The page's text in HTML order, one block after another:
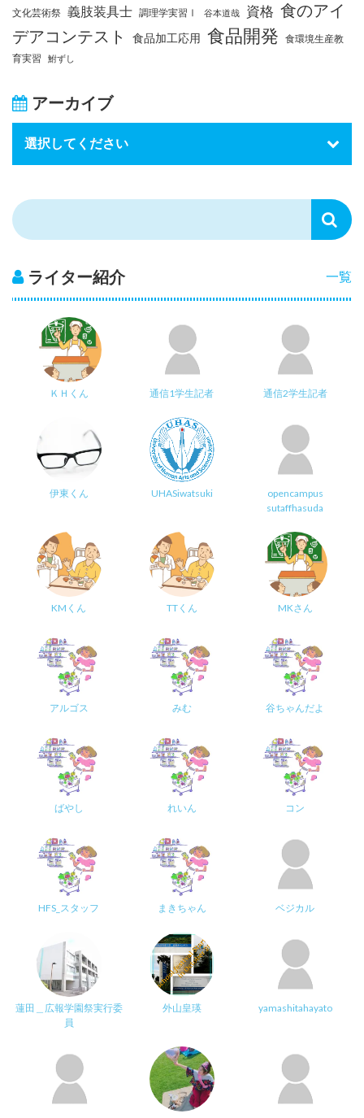
文化芸術祭 義肢装具士 調理学実習Ⅰ 谷本道哉 資格 食のアイ
デアコンテスト
食品加工応用 食品開発 食環境生産教
育実習
鮒ずし
アーカイブ
一覧
ライター紹介
ＫＨくん 通信1学生記者 通信2学生記者
伊東くん UHASiwatsuki
opencampus
sutaffhasuda
KMくん TTくん MKさん
アルゴス みむ 谷ちゃんだよ
ばやし れいん コン
HFS_スタッフ まきちゃん ベジカル
蓮田＿広報学園祭実行委
員
外山皇瑛 yamashitahayato